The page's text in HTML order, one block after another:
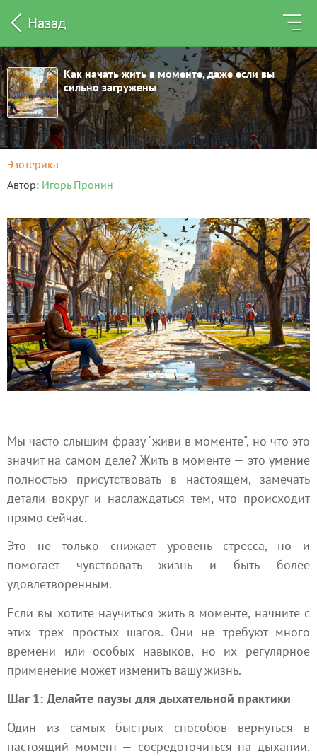
Назад
Как начать жить в моменте, даже если вы
сильно загружены
Эзотерика
Автор Игорь Пронин
Мы часто слышим фразу "живи в моменте", но что это
значит на самом деле? Жить в моменте — это умение
полностью присутствовать в настоящем, замечать
детали вокруг и наслаждаться тем, что происходит
прямо сейчас.
Это не только снижает уровень стресса, но и
помогает чувствовать жизнь и быть более
удовлетворенным.
Если вы хотите научиться жить в моменте, начните с
этих трех простых шагов. Они не требуют много
времени или особых навыков, но их регулярное
применение может изменить вашу жизнь.
Шаг 1: Делайте паузы для дыхательной практики
Один из самых быстрых способов вернуться в
настоящий момент — сосредоточиться на дыхании.